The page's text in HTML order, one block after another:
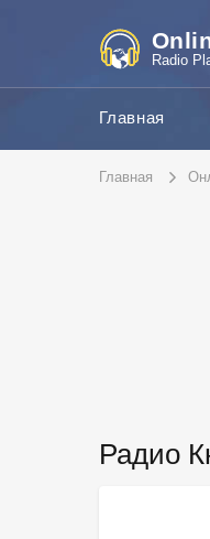
Radio
Главная
Главная
Радио